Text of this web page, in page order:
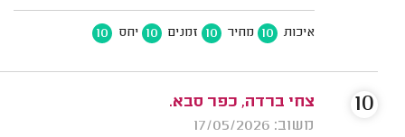
איכות 10 מחיר 10 זמנים 10 יחס 10
צחי ברדה, כפר סבא.
משוב: 17/05/2026
10